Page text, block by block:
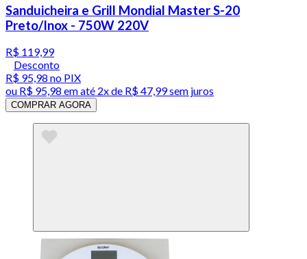
Sanduicheira e Grill Mondial Master S-20
Preto/Inox - 750W 220V
R$ 119,99
Desconto
R$ 95,98 no PIX
ou R$ 95,98 em até 2x de R$ 47,99 sem juros
COMPRAR AGORA